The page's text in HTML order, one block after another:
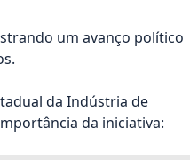
um avanço político
da Indústria de
da iniciativa: